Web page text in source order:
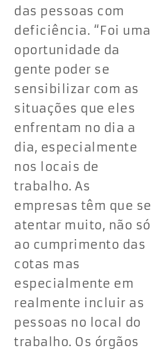
das pessoas com
deficiência. “Foi uma
oportunidade da
gente poder se
sensibilizar com as
situações que eles
enfrentam no dia a
dia, especialmente
nos locais de
trabalho. As
empresas têm que se
atentar muito, não só
ao cumprimento das
cotas mas
especialmente em
realmente incluir as
pessoas no local do
trabalho. Os órgãos